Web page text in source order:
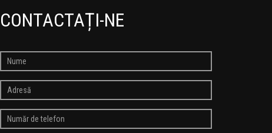
CONTACTAȚI-NE